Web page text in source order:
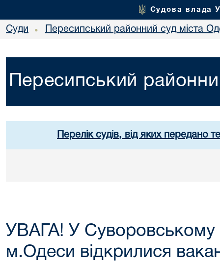
Судова влада
Суди • Пересипський районний суд міста
Пересипський
Перелік судів, від яких передано
УВАГА! У Суворовському
м.Одеси відкрилися